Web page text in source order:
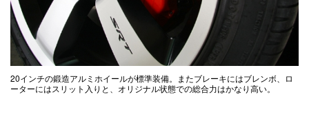
20インチの鍛造アルミホイールが標準装備。またブレーキにはブレンボ、ロ
ーターにはスリット入りと、オリジナル状態での総合力はかなり高い。